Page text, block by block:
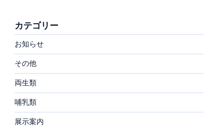
カテゴリー
お知らせ
その他
両生類
哺乳類
展示案内